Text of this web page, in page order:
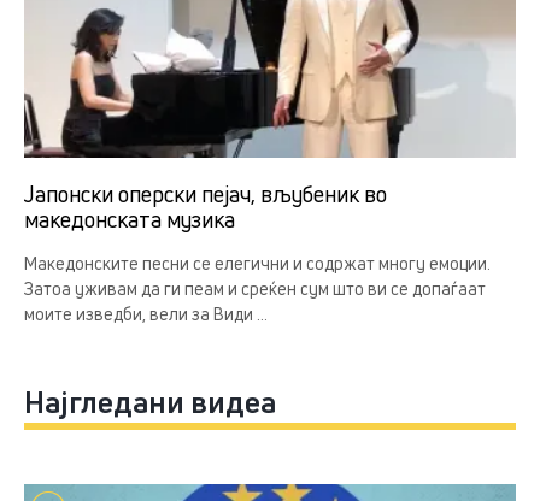
Јапонски оперски пејач, вљубеник во
македонската музика
Македонските песни се елегични и содржат многу емоции.
Затоа уживам да ги пеам и среќен сум што ви се допаѓаат
моите изведби, вели за Види ...
Најгледани видеа